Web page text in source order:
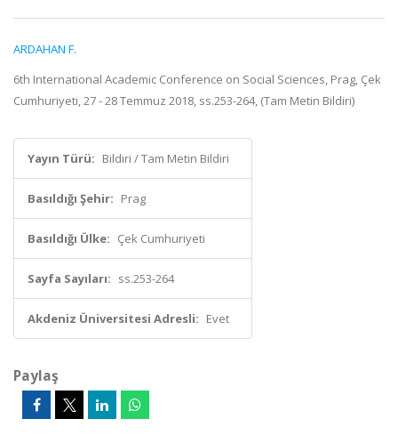
ARDAHAN F.
6th International Academic Conference on Social Sciences, Prag, Çek
Cumhuriyeti, 27 - 28 Temmuz 2018, ss.253-264, (Tam Metin Bildiri)
Yayın Türü: Bildiri / Tam Metin Bildiri
Basıldığı Şehir: Prag
Basıldığı Ülke: Çek Cumhuriyeti
Sayfa Sayıları: ss.253-264
Akdeniz Üniversitesi Adresli: Evet
Paylaş